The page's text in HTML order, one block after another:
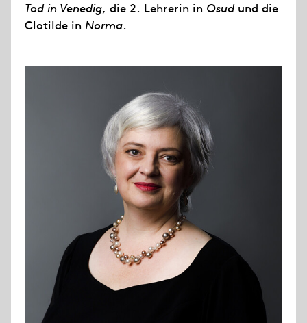
Tod in Venedig, die 2. Lehrerin in Osudund die
Clotilde in Norma.